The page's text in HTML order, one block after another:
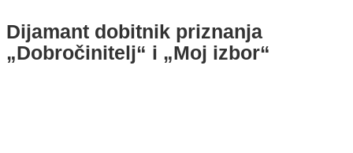
Dijamant dobitnik priznanja
„Dobročinitelj“ i „Moj izbor“